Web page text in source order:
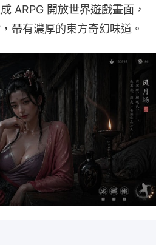
ARPG 開放世界遊戲畫面，
帶有濃厚的東方奇幻味道。